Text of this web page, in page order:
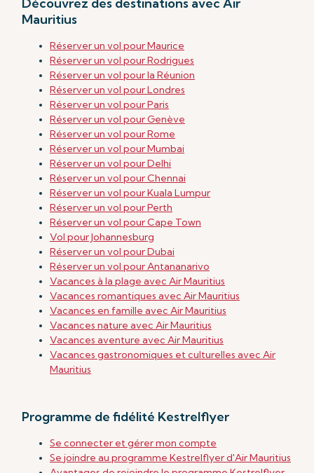
Mauritius
Réserver un vol pour Maurice
Réserver un vol pour Rodrigues
Réserver un vol pour la Réunion
Réserver un vol pour Londres
Réserver un vol pour Paris
Réserver un vol pour Genève
Réserver un vol pour Rome
Réserver un vol pour Mumbai
Réserver un vol pour Delhi
Réserver un vol pour Chennai
Réserver un vol pour Kuala Lumpur
Réserver un vol pour Perth
Réserver un vol pour Cape Town
Vol pour Johannesburg
Réserver un vol pour Dubai
Réserver un vol pour Antananarivo
Vacances à la plage avec Air Mauritius
Vacances romantiques avec Air Mauritius
Vacances en famille avec Air Mauritius
Vacances nature avec Air Mauritius
Vacances aventure avec Air Mauritius
Vacances gastronomiques et culturelles avec Air
Mauritius
Programme de fidélité Kestrelflyer
Se connecter et gérer mon compte
Se joindre au programme Kestrelflyer d'Air Mauritius